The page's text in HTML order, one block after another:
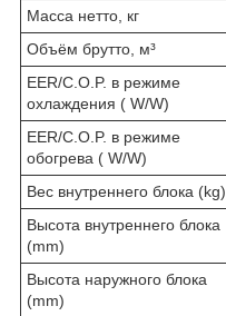
Масса нетто, кг
Объём брутто, м³
EER/C.O.P. в режиме
охлаждения ( W/W)
EER/C.O.P. в режиме
обогрева ( W/W)
Вес внутреннего блока (kg)
Высота внутреннего блока
(mm)
Высота наружного блока
(mm)